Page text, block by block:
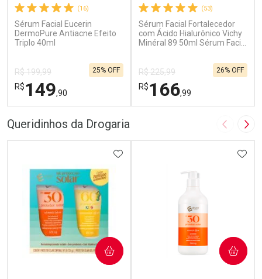
(16)
Sérum Facial Eucerin
DermoPure Antiacne Efeito
Triplo 40ml
R$ 199,99
R$149,90
25% OFF
(53)
Sérum Facial Fortalecedor
com Ácido Hialurônico Vichy
Minéral 89 50ml Sérum Facial
com Ácido Hialurônico 50ml
R$ 225,99
R$166,99
26% OFF
Queridinhos da Drogaria Imagem
ADICIONAR AOS FAVORITOS
COMPRAR COMPRAR